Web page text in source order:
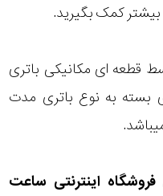
کمک بگیرید.
قطعه ای مکانیکی باتری
بسته به نوع باتری مدت
اینترنتی ساعت